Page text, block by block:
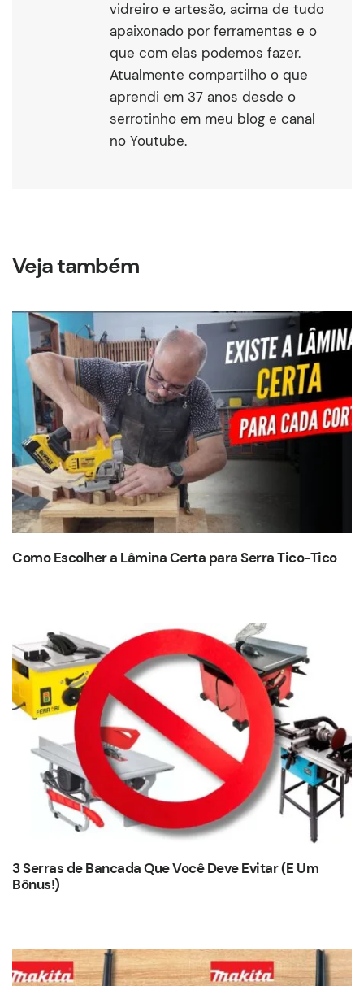
vidreiro e artesão, acima de tudo
apaixonado por ferramentas e o
que com elas podemos fazer.
Atualmente compartilho o que
aprendi em 37 anos desde o
serrotinho em meu blog e canal
no Youtube.
Veja também
Como Escolher a Lâmina Certa para Serra Tico-Tico
3 Serras de Bancada Que Você Deve Evitar (E Um
Bônus!)